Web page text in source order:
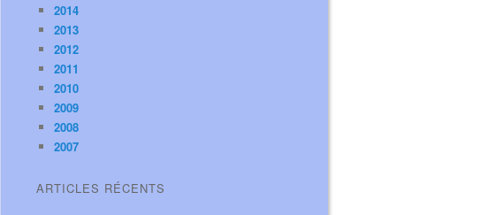
2014
2013
2012
2011
2010
2009
2008
2007
ARTICLES RÉCENTS